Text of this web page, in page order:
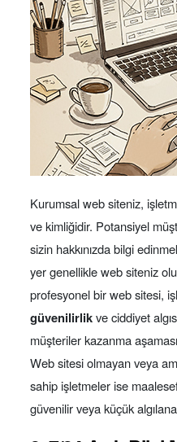
Kurumsal web siteniz,
ve kimliğidir. Potansiyel
sizin hakkınızda bilgi
yer genellikle web siteniz
profesyonel bir web sitesi,
güvenilirlikve ciddiyet
müşteriler kazanma
Web sitesi olmayan veya
sahip işletmeler ise
güvenilir veya küçük